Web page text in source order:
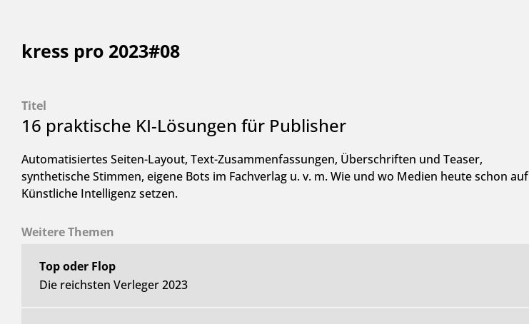
kress pro 2023#08
Titel
16 praktische KI-Lösungen für Publisher
Automatisiertes Seiten-Layout, Text-Zusammenfassungen, Überschriften und Teaser,
synthetische Stimmen, eigene Bots im Fachverlag u. v. m. Wie und wo Medien heute schon auf
Künstliche Intelligenz setzen.
Weitere Themen
Top oder Flop
Die reichsten Verleger 2023